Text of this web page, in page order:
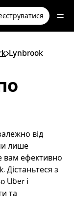
>Lynbrook
від
лише
вам ефективно
Дістаньтеся з
Uber і
та